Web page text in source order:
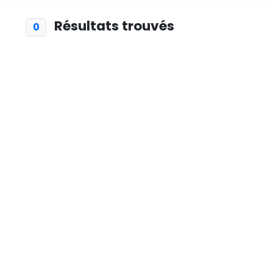
0 Résultats trouvés